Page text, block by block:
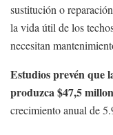
sustitución o
la vida útil de los
necesitan
Estudios prevén que
produzca $47,5
crecimiento anual de